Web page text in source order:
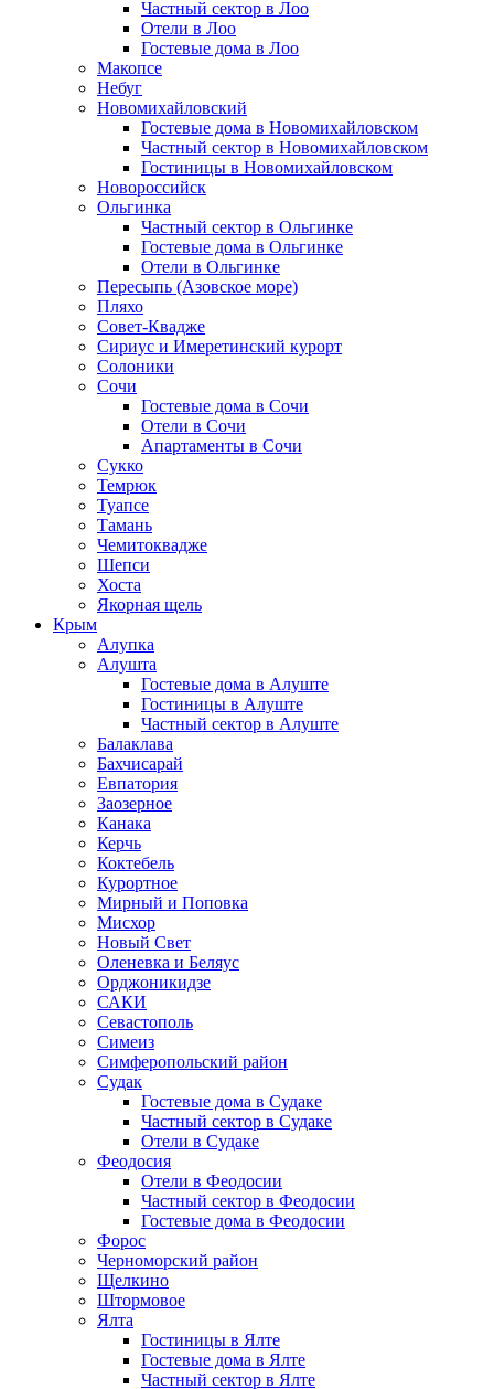
Частный сектор в Лоо
Отели в Лоо
Гостевые дома в Лоо
Макопсе
Небуг
Новомихайловский
Гостевые дома в Новомихайловском
Частный сектор в Новомихайловском
Гостиницы в Новомихайловском
Новороссийск
Ольгинка
Частный сектор в Ольгинке
Гостевые дома в Ольгинке
Отели в Ольгинке
Пересыпь (Азовское море)
Пляхо
Совет-Квадже
Сириус и Имеретинский курорт
Солоники
Сочи
Гостевые дома в Сочи
Отели в Сочи
Апартаменты в Сочи
Сукко
Темрюк
Туапсе
Тамань
Чемитоквадже
Шепси
Хоста
Якорная щель
Крым
Алупка
Алушта
Гостевые дома в Алуште
Гостиницы в Алуште
Частный сектор в Алуште
Балаклава
Бахчисарай
Евпатория
Заозерное
Канака
Керчь
Коктебель
Курортное
Мирный и Поповка
Мисхор
Новый Свет
Оленевка и Беляус
Орджоникидзе
САКИ
Севастополь
Симеиз
Симферопольский район
Судак
Гостевые дома в Судаке
Частный сектор в Судаке
Отели в Судаке
Феодосия
Отели в Феодосии
Частный сектор в Феодосии
Гостевые дома в Феодосии
Форос
Черноморский район
Щелкино
Штормовое
Ялта
Гостиницы в Ялте
Гостевые дома в Ялте
Частный сектор в Ялте